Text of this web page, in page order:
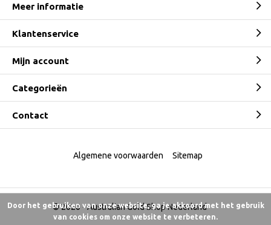
Meer informatie
Klantenservice
Mijn account
Categorieën
Contact
© 2026 -Australian Gold Shop Nederland
Algemene voorwaarden Sitemap
Door het gebruiken van onze website, ga je akkoord met het gebruik
van cookies om onze website te verbeteren.